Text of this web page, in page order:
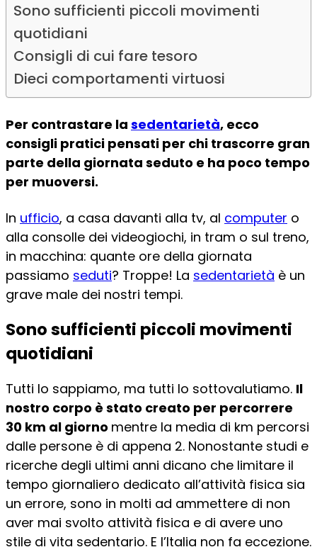
Sono sufficienti piccoli movimenti
quotidiani
Consigli di cui fare tesoro
Dieci comportamenti virtuosi
Per contrastare la sedentarietà, ecco
consigli pratici pensati per chi trascorre gran
parte della giornata seduto e ha poco tempo
per muoversi.
In ufficio, a casa davanti alla tv, al computer o
alla consolle dei videogiochi, in tram o sul treno,
in macchina: quante ore della giornata
passiamo seduti? Troppe! La sedentarietà è un
grave male dei nostri tempi.
Sono sufficienti piccoli movimenti
quotidiani
Tutti lo sappiamo, ma tutti lo sottovalutiamo. Il
nostro corpo è stato creato per percorrere
30 km al giorno mentre la media di km percorsi
dalle persone è di appena 2. Nonostante studi e
ricerche degli ultimi anni dicano che limitare il
tempo giornaliero dedicato all’attività fisica sia
un errore, sono in molti ad ammettere di non
aver mai svolto attività fisica e di avere uno
stile di vita sedentario. E l’Italia non fa eccezione.